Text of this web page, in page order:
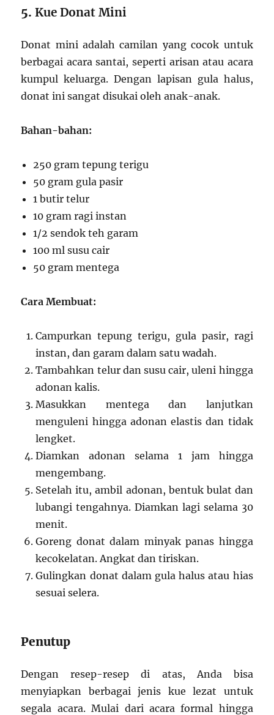
5.Kue Donat Mini
Donat mini adalah camilan yang cocok untuk
berbagai acara santai, seperti arisan atau acara
kumpul keluarga. Dengan lapisan gula halus,
donat ini sangat disukai oleh anak-anak.
Bahan-bahan:
250 gram tepung terigu
50 gram gula pasir
1 butir telur
10 gram ragi instan
1/2 sendok teh garam
100 ml susu cair
50 gram mentega
Cara Membuat:
Campurkan tepung terigu, gula pasir, ragi
instan, dan garam dalam satu wadah.
Tambahkan telur dan susu cair, uleni hingga
adonan kalis.
Masukkan mentega dan lanjutkan
menguleni hingga adonan elastis dan tidak
lengket.
Diamkan adonan selama 1 jam hingga
mengembang.
Setelah itu, ambil adonan, bentuk bulat dan
lubangi tengahnya. Diamkan lagi selama 30
menit.
Goreng donat dalam minyak panas hingga
kecokelatan. Angkat dan tiriskan.
Gulingkan donat dalam gula halus atau hias
sesuai selera.
Penutup
Dengan resep-resep di atas, Anda bisa
menyiapkan berbagai jenis kue lezat untuk
segala acara. Mulai dari acara formal hingga